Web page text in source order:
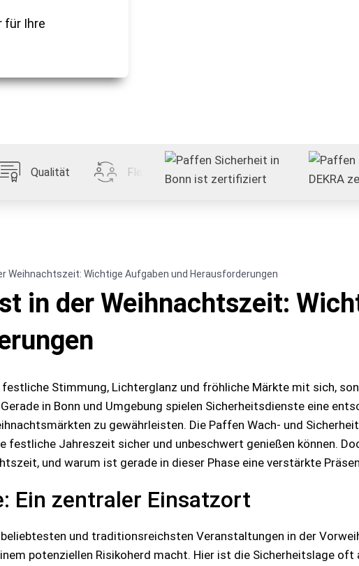
für Ihre
Qualität Flexibilität Transparent
Weihnachtszeit: Wichtige Aufgaben und Herausforderungen
in der Weihnachtszeit:
Stimmung, Lichterglanz und fröhliche Märkte mit sich,
in Bonn und Umgebung spielen Sicherheitsdienste eine
zu gewährleisten. Die Paffen Wach- und
festliche Jahreszeit sicher und unbeschwert genießen können.
und warum ist gerade in dieser Phase eine verstärkte
Ein zentraler Einsatzort
und traditionsreichsten Veranstaltungen in der
potenziellen Risikoherd macht. Hier ist die Sicherheitslage oft